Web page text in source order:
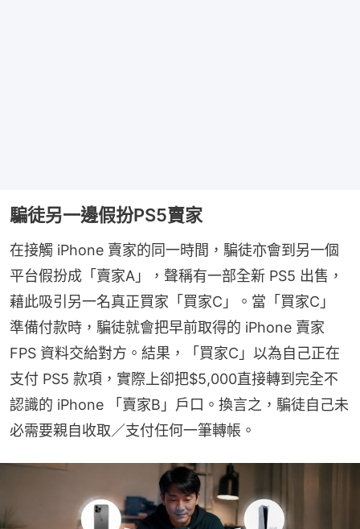
騙徒另一邊假扮PS5賣家
在接觸 iPhone 賣家的同一時間，騙徒亦會到另一個
平台假扮成「賣家A」，聲稱有一部全新 PS5 出售，
藉此吸引另一名真正買家「買家C」。當「買家C」
準備付款時，騙徒就會把早前取得的 iPhone 賣家
FPS 資料交給對方。結果，「買家C」以為自己正在
支付 PS5 款項，實際上卻把$5,000直接轉到完全不
認識的 iPhone 「賣家B」戶口。換言之，騙徒自己未
必需要親自收取／支付任何一筆轉帳。